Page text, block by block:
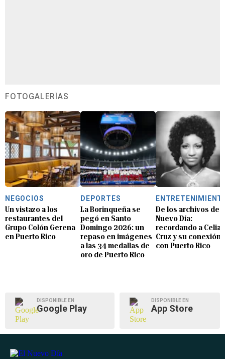
FOTOGALERÍAS
NEGOCIOS
Un vistazo a los
restaurantes del
Grupo Colón Gerena
en Puerto Rico
DEPORTES
La Borinqueña se
pegó en Santo
Domingo 2026: un
repaso en imágenes
a las 34 medallas de
oro de Puerto Rico
De los archivos de
Nuevo Día:
recordando a Celia
Cruz y su conexión
con Puerto Rico
DISPONIBLE EN
Google Play
DISPONIBLE EN
App Store